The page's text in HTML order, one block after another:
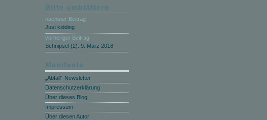
Bitte umblättern
nächster Beitrag
Just kidding
vorheriger Beitrag
Schnipsel (2): 9. März 2018
Manifeste
„Abfall“-Newsletter
Datenschutzerklärung
Über dieses Blog
Impressum
Über diesen Autor